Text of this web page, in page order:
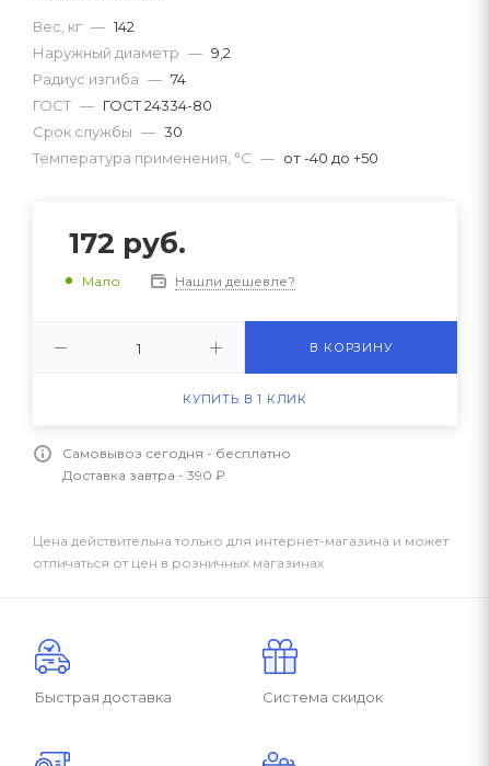
Вес, кг — 142
Наружный диаметр — 9,2
Радиус изгиба — 74
ГОСТ — ГОСТ 24334-80
Срок службы — 30
Температура применения, °C — от -40 до +50
172 руб.
Мало Нашли дешевле?
В КОРЗИНУ
КУПИТЬ В 1 КЛИК
Самовывоз сегодня - бесплатно
Доставка завтра - 390 ₽
Цена действительна только для интернет-магазина и может
отличаться от цен в розничных магазинах
Быстрая доставка Система скидок